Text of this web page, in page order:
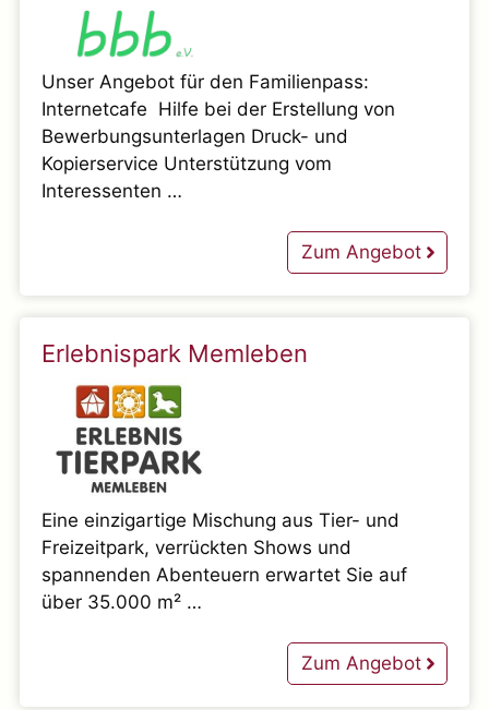
Unser Angebot für den Familienpass:
Internetcafe Hilfe bei der Erstellung von
Bewerbungsunterlagen Druck- und
Kopierservice Unterstützung vom
Interessenten …
Zum Angebot
Erlebnispark Memleben
Eine einzigartige Mischung aus Tier- und
Freizeitpark, verrückten Shows und
spannenden Abenteuern erwartet Sie auf
über 35.000 m² …
Zum Angebot